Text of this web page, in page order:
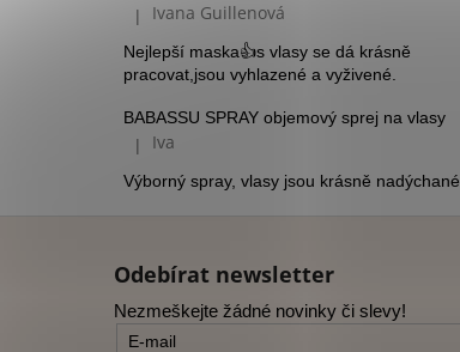
Hodnocení produktu je 5 z 5 hvězdiček.
| Ivana Guillenová
Nejlepší maska👍s vlasy se dá krásně
pracovat,jsou vyhlazené a vyživené.
BABASSU SPRAY objemový sprej na vlasy
Hodnocení produktu je 5 z 5 hvězdiček.
| Iva
Výborný spray, vlasy jsou krásně nadýchané.
Odebírat newsletter
Nezmeškejte žádné novinky či slevy!
E-mail